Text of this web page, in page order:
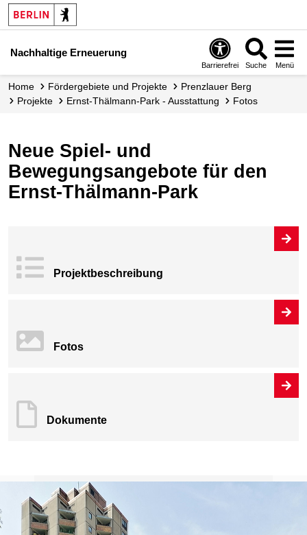
Nachhaltige Erneuerung
Barrierefrei Suche Menü
Home Fördergebiete und Projekte
Prenzlauer Berg
Projekte
Ernst-Thälmann-Park - Ausstattung Fotos
Neue Spiel- und
Bewegungsangebote für den
Ernst-Thälmann-Park
Projekt­beschreibung
Fotos
Dokumente